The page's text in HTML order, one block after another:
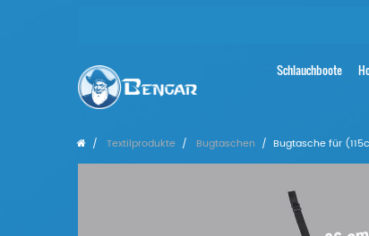
Schlauchboote
Textilprodukte Bugtaschen Bugtasche für